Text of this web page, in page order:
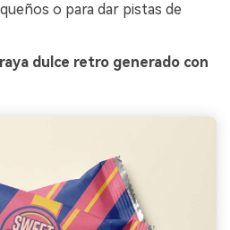
o para dar pistas de
dulce retro generado con